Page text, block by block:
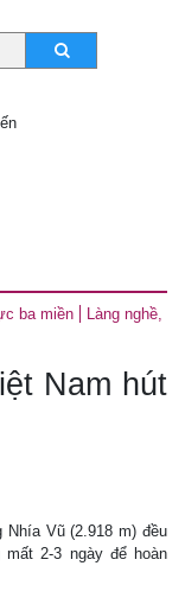
ba miền
Làng nghề,
Nam hút
Nhía Vũ (2.918 m) đều
2-3 ngày để hoàn